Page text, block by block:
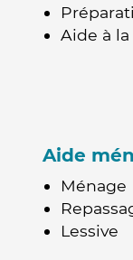
Aide à
Aide
Ménage
Lessive